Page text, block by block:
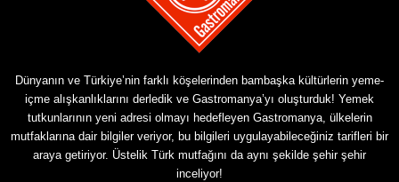
Dünyanın ve Türkiye’nin farklı köşelerinden bambaşka kültürlerin yeme-
içme alışkanlıklarını derledik ve Gastromanya’yı oluşturduk! Yemek
tutkunlarının yeni adresi olmayı hedefleyen Gastromanya, ülkelerin
mutfaklarına dair bilgiler veriyor, bu bilgileri uygulayabileceğiniz tarifleri bir
araya getiriyor. Üstelik Türk mutfağını da aynı şekilde şehir şehir
inceliyor!